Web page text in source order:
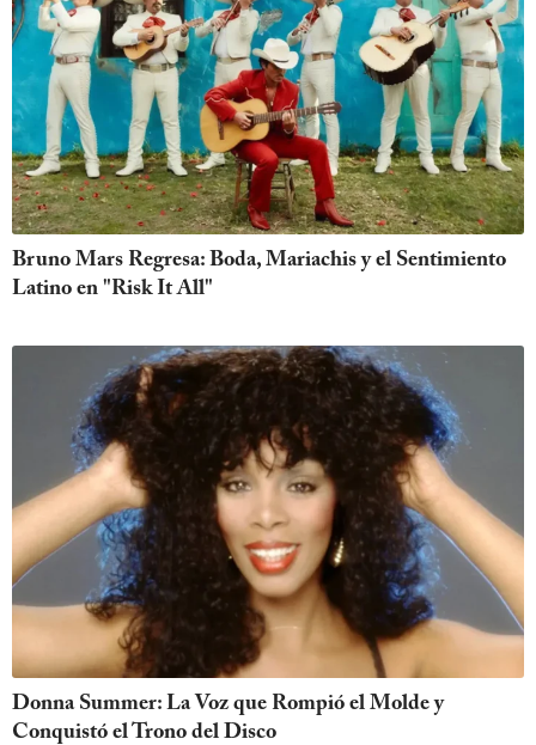
Bruno Mars Regresa: Boda, Mariachis y el Sentimiento
Latino en "Risk It All"
Donna Summer: La Voz que Rompió el Molde y
Conquistó el Trono del Disco